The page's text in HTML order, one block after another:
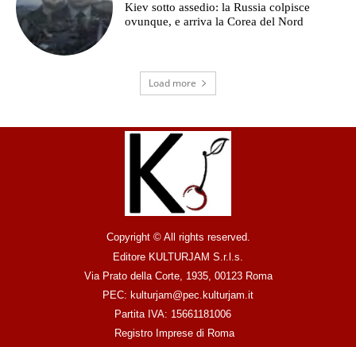
Kiev sotto assedio: la Russia colpisce
ovunque, e arriva la Corea del Nord
Load more
Copyright © All rights reserved.
Editore KULTURJAM S.r.l.s.
Via Prato della Corte, 1935, 00123 Roma
PEC: kulturjam@pec.kulturjam.it
Partita IVA: 15661181006
Registro Imprese di Roma